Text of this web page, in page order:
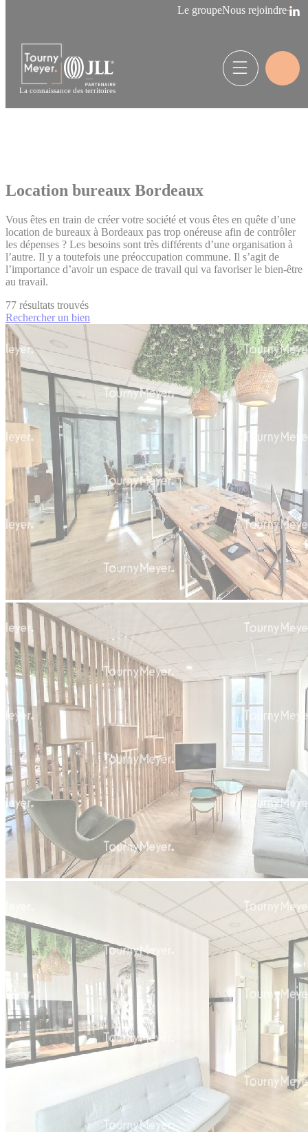
Le groupeNous rejoindre
La connaissance des territoires
Location bureaux Bordeaux
Vous êtes en train de créer votre société et vous êtes en quête d’une
location de bureaux à Bordeaux pas trop onéreuse afin de contrôler
les dépenses ? Les besoins sont très différents d’une organisation à
l’autre. Il y a toutefois une préoccupation commune. Il s’agit de
l’importance d’avoir un espace de travail qui va favoriser le bien-être
au travail.
77 résultats trouvés
Rechercher un bien